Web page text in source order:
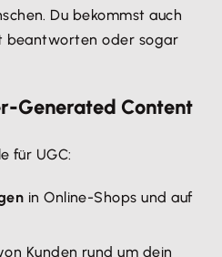
Du bekommst auch
beantworten oder sogar
Generated Content
für UGC:
in Online-Shops und auf
Kunden rund um dein